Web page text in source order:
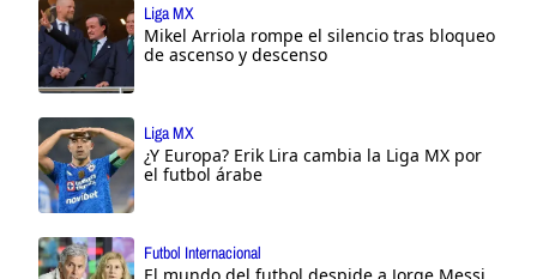
Liga MX
Mikel Arriola rompe el silencio tras bloqueo
de ascenso y descenso
Liga MX
¿Y Europa? Erik Lira cambia la Liga MX por
el futbol árabe
Futbol Internacional